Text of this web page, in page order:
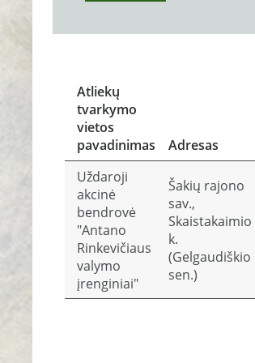
Atliekų
tvarkymo
vietos
pavadinimas
Adresas
Uždaroji
akcinė
bendrovė
"Antano
Rinkevičiaus
valymo
įrenginiai"
Šakių rajono
sav.,
Skaistakaimio
k.
(Gelgaudiškio
sen.)